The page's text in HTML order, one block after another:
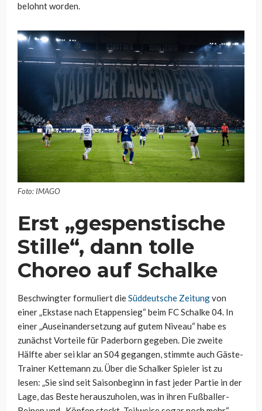
belohnt worden.
Foto: IMAGO
Erst „gespenstische
Stille“, dann tolle
Choreo auf Schalke
Beschwingter formuliert dieSüddeutsche Zeitungvon
einer „Ekstase nach Etappensieg“ beim FC Schalke 04. In
einer „Auseinandersetzung auf gutem Niveau“ habe es
zunächst Vorteile für Paderborn gegeben. Die zweite
Hälfte aber sei klar an S04 gegangen, stimmte auch Gäste-
Trainer Kettemann zu. Über die Schalker Spieler ist zu
lesen: „Sie sind seit Saisonbeginn in fast jeder Partie in der
Lage, das Beste herauszuholen, was in ihren Fußballer-